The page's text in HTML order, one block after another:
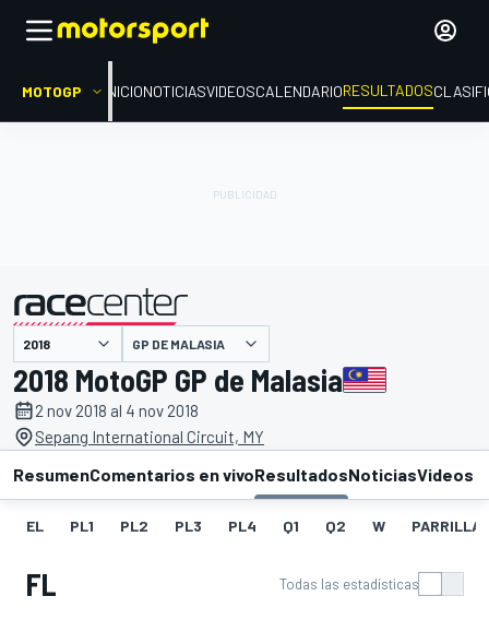
MOTOGP INICIONOTICIASVIDEOSCALENDARIORESULTADOS
presentado por GP DE MALASIA
2018 MotoGP GP de Malasia
2 nov 2018 al 4 nov 2018
Sepang International Circuit, MY
ResumenComentarios en vivoResultadosNoticiasVideos
EL PL1 PL2 PL3 PL4 Q1 Q2 W PARRILLA
FL Todas las estadísticas